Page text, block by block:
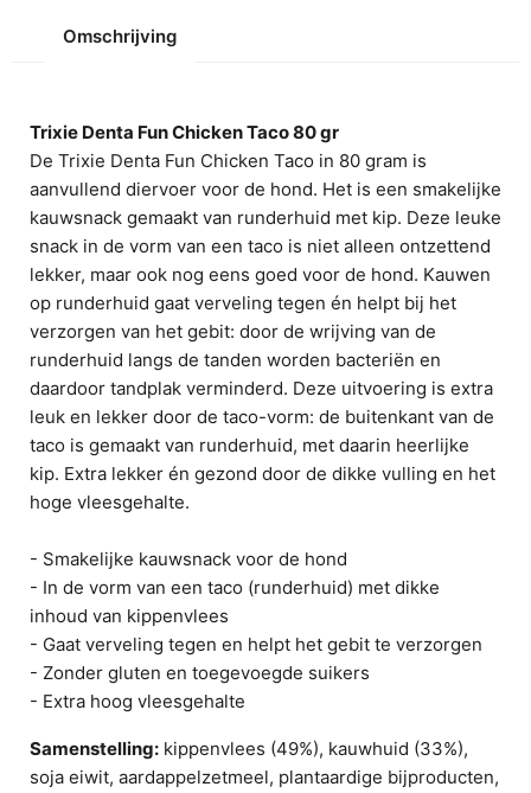
Omschrijving
Trixie Denta Fun Chicken Taco 80 gr
De Trixie Denta Fun Chicken Taco in 80 gram is
aanvullend diervoer voor de hond. Het is een smakelijke
kauwsnack gemaakt van runderhuid met kip. Deze leuke
snack in de vorm van een taco is niet alleen ontzettend
lekker, maar ook nog eens goed voor de hond. Kauwen
op runderhuid gaat verveling tegen én helpt bij het
verzorgen van het gebit: door de wrijving van de
runderhuid langs de tanden worden bacteriën en
daardoor tandplak verminderd. Deze uitvoering is extra
leuk en lekker door de taco-vorm: de buitenkant van de
taco is gemaakt van runderhuid, met daarin heerlijke
kip. Extra lekker én gezond door de dikke vulling en het
hoge vleesgehalte.
- Smakelijke kauwsnack voor de hond
- In de vorm van een taco (runderhuid) met dikke
inhoud van kippenvlees
- Gaat verveling tegen en helpt het gebit te verzorgen
- Zonder gluten en toegevoegde suikers
- Extra hoog vleesgehalte
Samenstelling: kippenvlees (49%), kauwhuid (33%),
soja eiwit, aardappelzetmeel, plantaardige bijproducten,